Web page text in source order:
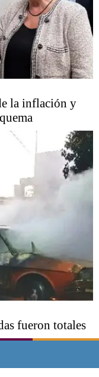
la inflación y
fueron totales